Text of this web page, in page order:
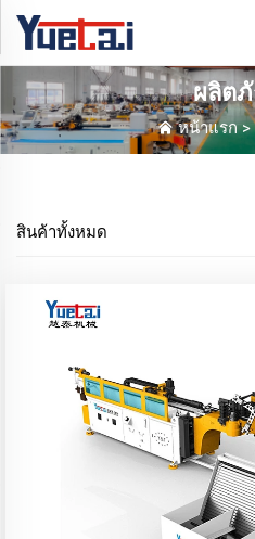
ผลิต
หน้าแรก
สินค้าทั้งหมด